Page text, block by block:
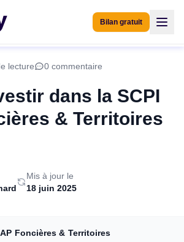
Bilan gratuit
lecture 0 commentaire
dans la SCPI
& Territoires
Mis à jour le
18 juin 2025
Foncières & Territoires